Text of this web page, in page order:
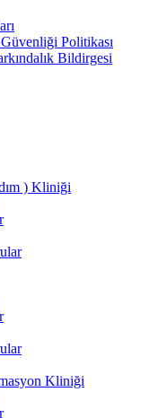
Politikası
Bildirgesi
) Kliniği
Kliniği